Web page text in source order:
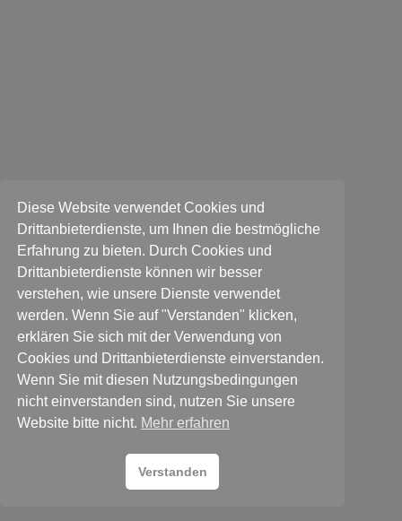
Diese Website verwendet Cookies und
Drittanbieterdienste, um Ihnen die bestmögliche
Erfahrung zu bieten. Durch Cookies und
Drittanbieterdienste können wir besser
verstehen, wie unsere Dienste verwendet
werden. Wenn Sie auf "Verstanden" klicken,
erklären Sie sich mit der Verwendung von
Cookies und Drittanbieterdienste einverstanden.
Wenn Sie mit diesen Nutzungsbedingungen
nicht einverstanden sind, nutzen Sie unsere
Website bitte nicht. Mehr erfahren
Verstanden